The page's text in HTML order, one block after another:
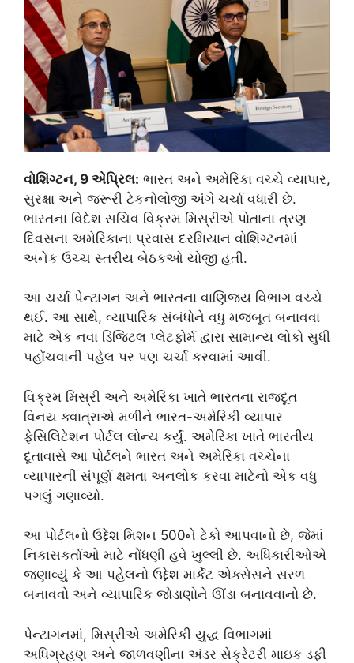
વોશિંગ્ટન, 9 એપ્રિલ: ભારત અને અમેરિકા વચ્ચે વ્યાપાર,
સુરક્ષા અને જરૂરી ટેકનોલોજી અંગે ચર્ચા વધારી છે.
ભારતના વિદેશ સચિવ વિક્રમ મિસ્રીએ પોતાના ત્રણ
દિવસના અમેરિકાના પ્રવાસ દરમિયાન વોશિંગ્ટનમાં
અનેક ઉચ્ચ સ્તરીય બેઠકઓ યોજી હતી.
આ ચર્ચા પેન્ટાગન અને ભારતના વાણિજ્ય વિભાગ વચ્ચે
થઈ. આ સાથે, વ્યાપારિક સંબંધોને વધુ મજબૂત બનાવવા
માટે એક નવા ડિજિટલ પ્લેટફોર્મ દ્વારા સામાન્ય લોકો સુધી
પહોંચવાની પહેલ પર પણ ચર્ચા કરવામાં આવી.
વિક્રમ મિસ્રી અને અમેરિકા ખાતે ભારતના રાજદૂત
વિનય ક્વાત્રાએ મળીને ભારત-અમેરિકી વ્યાપાર
ફેસિલિટેશન પોર્ટલ લોન્ચ કર્યું. અમેરિકા ખાતે ભારતીય
દૂતાવાસે આ પોર્ટલને ભારત અને અમેરિકા વચ્ચેના
વ્યાપારની સંપૂર્ણ ક્ષમતા અનલોક કરવા માટેનો એક વધુ
પગલું ગણાવ્યો.
આ પોર્ટલનો ઉદ્દેશ મિશન 500ને ટેકો આપવાનો છે, જેમાં
નિકાસકર્તાઓ માટે નોંધણી હવે ખુલ્લી છે. અધિકારીઓએ
જણાવ્યું કે આ પહેલનો ઉદ્દેશ માર્કેટ એક્સેસને સરળ
બનાવવો અને વ્યાપારિક જોડાણોને ઊંડા બનાવવાનો છે.
પેન્ટાગનમાં, મિસ્રીએ અમેરિકી યુદ્ધ વિભાગમાં
અધિગ્રહણ અને જાળવણીના અંડર સેક્રેટરી માઇક ડફી